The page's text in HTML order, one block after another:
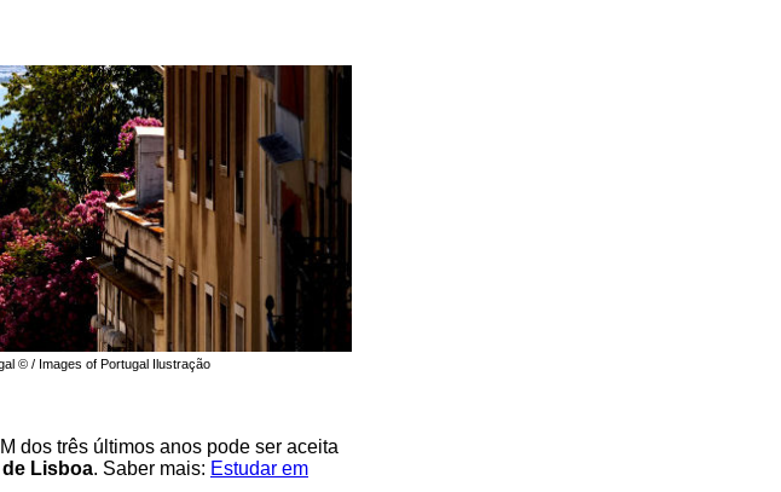
© / Images of Portugal Ilustração
dos três últimos anos pode ser aceita
Lisboa. Saber mais: Estudar em